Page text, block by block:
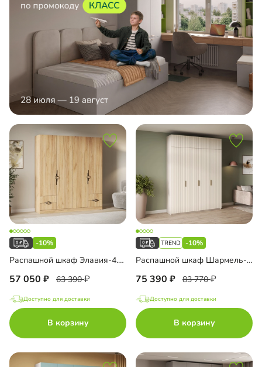
-10%
Распашной шкаф Элавия-4.4 Премиум
57 050 63 390
Доступно для доставки
В корзину
-10%
Распашной шкаф Шармель-4.1 Лайф с антресолью
75 390 83 770
Доступно для доставки
В корзину